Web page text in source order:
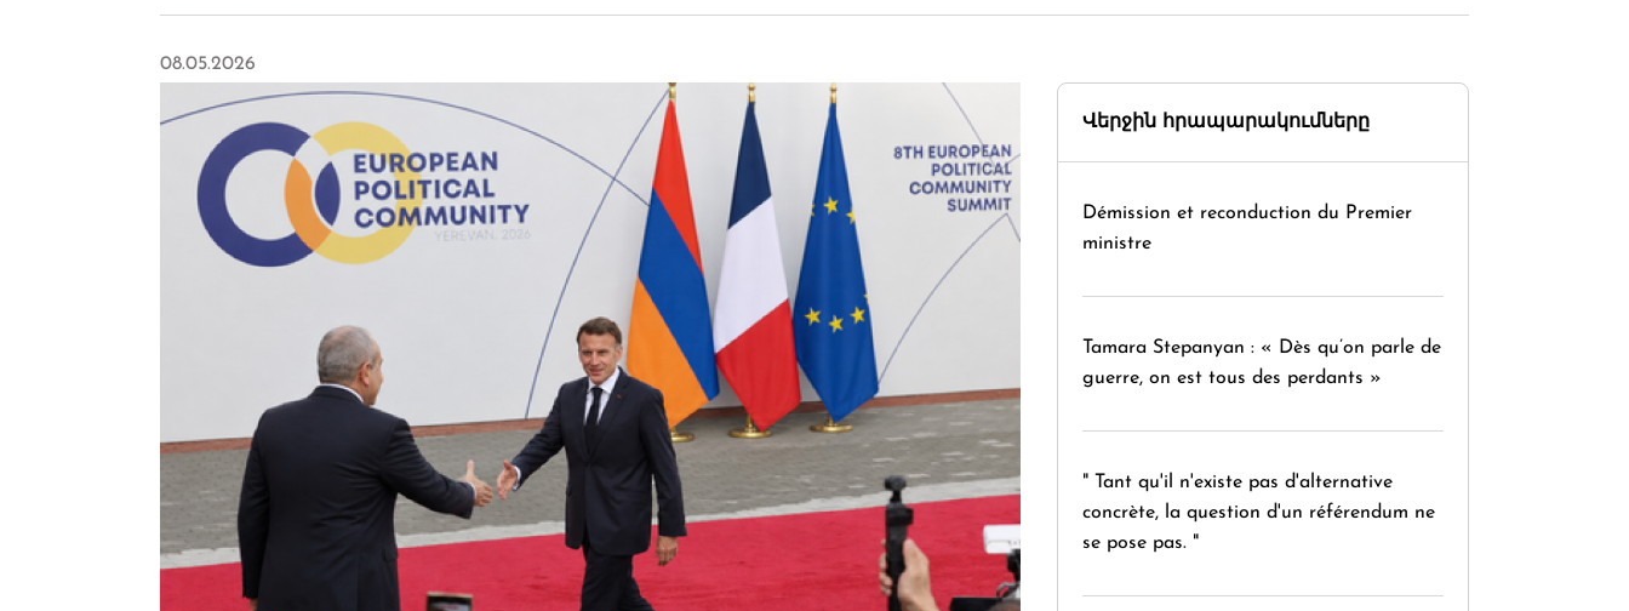
08.05.2026
Վերջին հրապարակումները
Démission et reconduction du Premier
ministre
Tamara Stepanyan : « Dès qu’on parle de
guerre, on est tous des perdants »
" Tant qu'il n'existe pas d'alternative
concrète, la question d'un référendum ne
se pose pas. "